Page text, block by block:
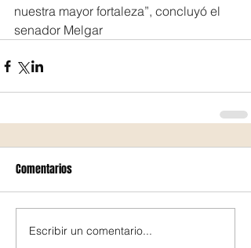
nuestra mayor fortaleza”, concluyó el
senador Melgar
Comentarios
Escribir un comentario...